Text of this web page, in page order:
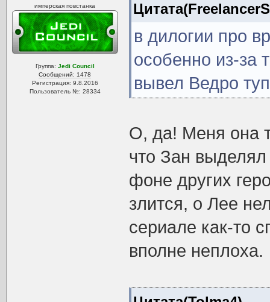
имперская повстанка
Группа: Jedi Council
Сообщений: 1478
Регистрация: 9.8.2016
Пользователь №: 28334
в дилогии про
особенно из-за
вывел Ведро
О, да! Меня она
что Зан
фоне других
злится, о Лее
сериале как-то
вполне неплоха.